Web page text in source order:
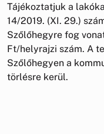
Tájékoztatjuk a
14/2019. (XI. 29.)
Szőlőhegyre fog
Ft/helyrajzi szám. A
Szőlőhegyen a
törlésre kerül.